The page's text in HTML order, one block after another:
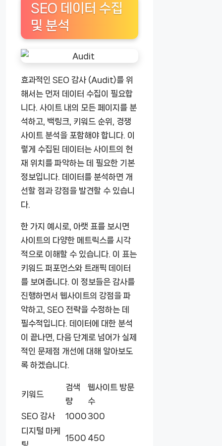
SEO 데이터 수집
및 분석
효과적인 SEO 감사 (Audit)를 위
해서는 먼저 데이터 수집이 필요합
니다. 사이트 내의 모든 페이지를 분
석하고, 백링크, 키워드 순위, 경쟁
사이트 분석을 포함해야 합니다. 이
렇게 수집된 데이터는 사이트의 현
재 위치를 파악하는 데 필요한 기본
정보입니다. 데이터를 분석하면 개
선할 점과 강점을 발견할 수 있습니
다.
한 가지 예시로, 아랫 표를 보시면
사이트의 다양한 메트릭스를 시각
적으로 이해할 수 있습니다. 이 표는
키워드 퍼포먼스와 트래픽 데이터
를 보여줍니다. 이 정보들은 감사를
진행하면서 웹사이트의 강점을 파
악하고, SEO 전략을 수정하는 데
필수적입니다. 데이터에 대한 분석
이 끝나면, 다음 단계로 넘어가 실제
적인 문제점 개선에 대해 알아보도
록 하겠습니다.
키워드
검색
량
웹사이트 방문
수
SEO 감사
1000 300
디지털 마케
1500 450